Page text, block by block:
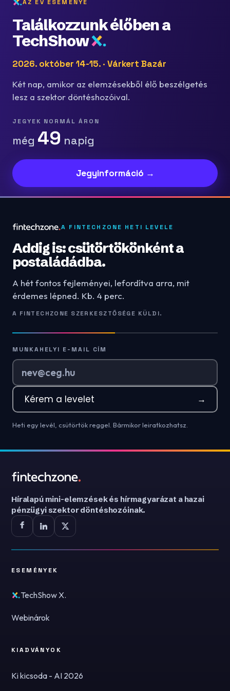
AZ ÉV ESEMÉNYE
Találkozzunk élőben a
TechShow
2026. október 14-15. · Várkert Bazár
Két nap, amikor az elemzésekből élő beszélgetés
lesz a szektor döntéshozóival.
JEGYEK NORMÁL ÁRON
még 49 napig
Jegyinformáció →
A FINTECHZONE HETI LEVELE
Addig is: csütörtökönként a
postaládádba.
A hét fontos fejleményei, lefordítva arra, mit
érdemes lépned. Kb. 4 perc.
A FINTECHZONE SZERKESZTŐSÉGE KÜLDI.
MUNKAHELYI E-MAIL CÍM
Kérem a levelet →
Heti egy levél, csütörtök reggel. Bármikor leiratkozhatsz.
Híralapú mini-elemzések és hírmagyarázat a hazai
pénzügyi szektor döntéshozóinak.
ESEMÉNYEK
TechShow X.
Webinárok
KIADVÁNYOK
Ki kicsoda - AI 2026